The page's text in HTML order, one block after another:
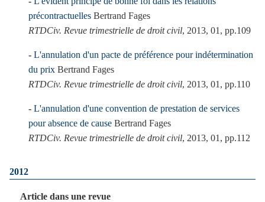
précontractuelles Bertrand Fages
RTDCiv. Revue trimestrielle de droit civil, 2013, 01, pp.109
L'annulation d'un pacte de préférence pour indétermination
du prix Bertrand Fages
RTDCiv. Revue trimestrielle de droit civil, 2013, 01, pp.110
L'annulation d'une convention de prestation de services
pour absence de cause Bertrand Fages
RTDCiv. Revue trimestrielle de droit civil, 2013, 01, pp.112
2012
Article dans une revue